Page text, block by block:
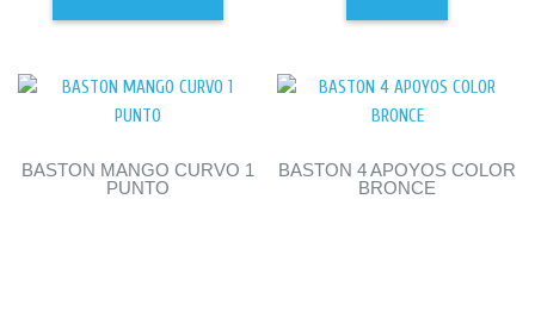
BASTON MANGO CURVO 1
PUNTO
BASTON 4 APOYOS COLOR
BRONCE